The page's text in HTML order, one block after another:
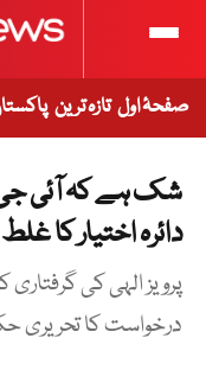
صفحۂ اول تازہ ترین
شک ہے کہ آئی جی
دائرہ اختیار کا
پرویز الہی کی
درخواست کا تحریری